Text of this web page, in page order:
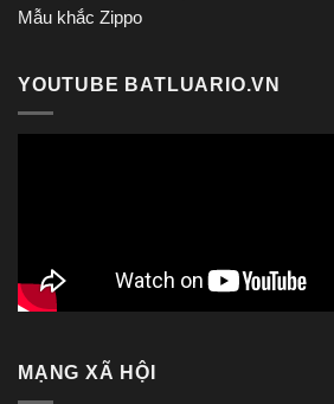
Mẫu khắc Zippo
YOUTUBE BATLUARIO.VN
MẠNG XÃ HỘI